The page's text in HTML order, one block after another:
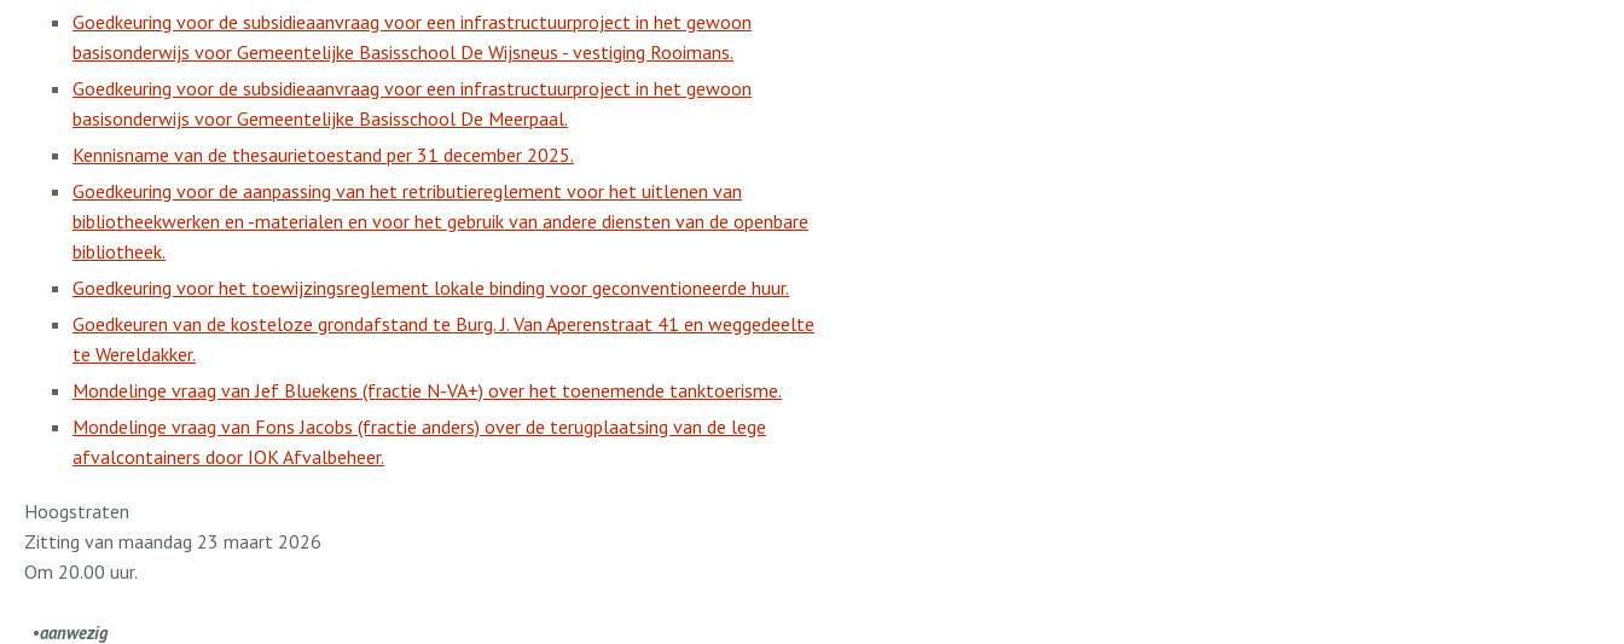
Goedkeuring voor de subsidieaanvraag voor een infrastructuurproject in het gewoon
basisonderwijs voor Gemeentelijke Basisschool De Wijsneus - vestiging Rooimans.
Goedkeuring voor de subsidieaanvraag voor een infrastructuurproject in het gewoon
basisonderwijs voor Gemeentelijke Basisschool De Meerpaal.
Kennisname van de thesaurietoestand per 31 december 2025.
Goedkeuring voor de aanpassing van het retributiereglement voor het uitlenen van
bibliotheekwerken en -materialen en voor het gebruik van andere diensten van de openbare
bibliotheek.
Goedkeuring voor het toewijzingsreglement lokale binding voor geconventioneerde huur.
Goedkeuren van de kosteloze grondafstand te Burg. J. Van Aperenstraat 41 en weggedeelte
te Wereldakker.
Mondelinge vraag van Jef Bluekens (fractie N-VA+) over het toenemende tanktoerisme.
Mondelinge vraag van Fons Jacobs (fractie anders) over de terugplaatsing van de lege
afvalcontainers door IOK Afvalbeheer.
Hoogstraten
Zitting van maandag 23 maart 2026
Om 20.00 uur.
•aanwezig